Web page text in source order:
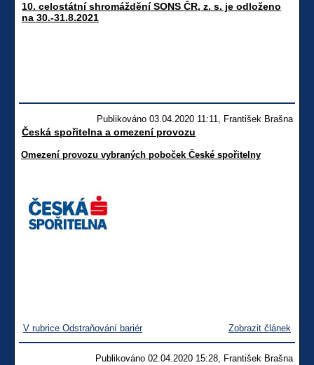
10. celostátní shromáždění SONS ČR, z. s. je odloženo
na 30.-31.8.2021
Publikováno 03.04.2020 11:11, František Brašna
Česká spořitelna a omezení provozu
Omezení provozu vybraných poboček České spořitelny
V rubrice Odstraňování bariér Zobrazit článek
Publikováno 02.04.2020 15:28, František Brašna